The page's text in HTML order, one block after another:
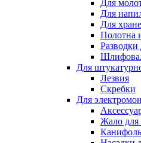
Для
Для
Для
Полотна
Разводки
Для
Лезвия
Скребки
Для
Жало для
Канифоль